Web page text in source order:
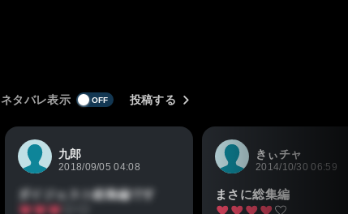
ネタバレ表示 投稿する
九郎
2018/09/05 04:08
ダイジェスト総集編です
きぃチャ
2014/10/30 06:59
まさに総集編